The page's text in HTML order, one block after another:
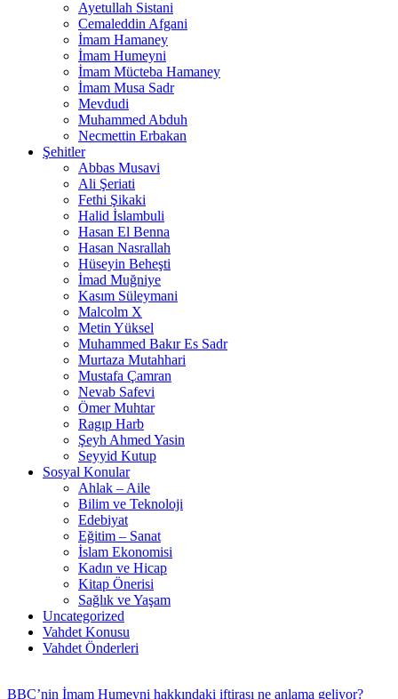
Ayetullah Sistani
Cemaleddin Afgani
İmam Hamaney
İmam Humeyni
İmam Mücteba Hamaney
İmam Musa Sadr
Mevdudi
Muhammed Abduh
Necmettin Erbakan
Şehitler
Abbas Musavi
Ali Şeriati
Fethi Şikaki
Halid İslambuli
Hasan El Benna
Hasan Nasrallah
Hüseyin Beheşti
İmad Muğniye
Kasım Süleymani
Malcolm X
Metin Yüksel
Muhammed Bakır Es Sadr
Murtaza Mutahhari
Mustafa Çamran
Nevab Safevi
Ömer Muhtar
Ragıp Harb
Şeyh Ahmed Yasin
Seyyid Kutup
Sosyal Konular
Ahlak – Aile
Bilim ve Teknoloji
Edebiyat
Eğitim – Sanat
İslam Ekonomisi
Kadın ve Hicap
Kitap Önerisi
Sağlık ve Yaşam
Uncategorized
Vahdet Konusu
Vahdet Önderleri
BBC’nin İmam Humeyni hakkındaki iftirası ne anlama geliyor?